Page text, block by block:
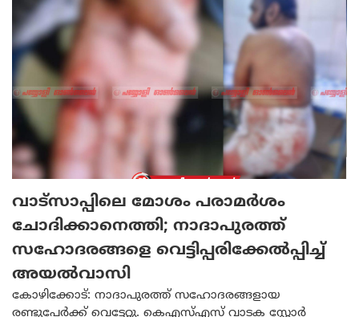
വാട്‌സാപ്പിലെ മോശം പരാമർശം
ചോദിക്കാനെത്തി; നാദാപുരത്ത്
സഹോദരങ്ങളെ വെട്ടിപ്പരിക്കേൽപ്പിച്ച്
അയൽവാസി
കോഴിക്കോട്: നാദാപുരത്ത് സഹോദരങ്ങളായ
രണ്ടുപേർക്ക് വെട്ടേറ്റു. കെഎസ്എസ് വാടക സ്റ്റോർ